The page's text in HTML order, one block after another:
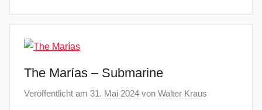
The Marías – Submarine
Veröffentlicht am 31. Mai 2024 von Walter Kraus